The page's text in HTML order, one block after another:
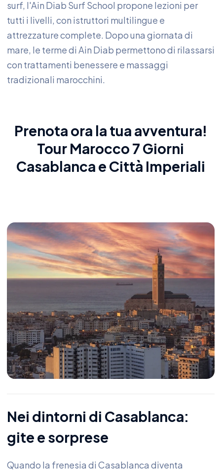
surf, l'Ain Diab Surf School propone lezioni per
tutti i livelli, con istruttori multilingue e
attrezzature complete. Dopo una giornata di
mare, le terme di Ain Diab permettono di rilassarsi
con trattamenti benessere e massaggi
tradizionali marocchini.
Prenota ora la tua avventura!
Tour Marocco 7 Giorni
Casablanca e Città Imperiali
Nei dintorni di Casablanca:
gite e sorprese
Quando la frenesia di Casablanca diventa